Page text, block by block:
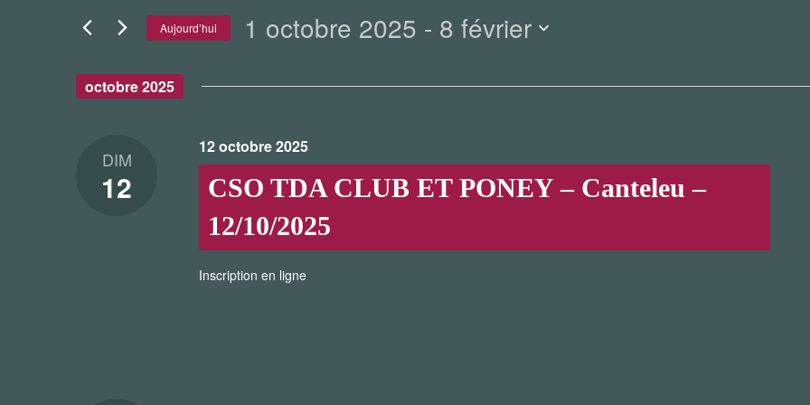
DE
ÉVÈNEMENTS
Évènements
clé.
Aujourd’hui 1 octobre 2025 - 8 février
octobre 2025
DIM
12
CSO TDA CLUB ET PONEY – Canteleu –
12/10/2025
12 octobre 2025
Inscription en ligne